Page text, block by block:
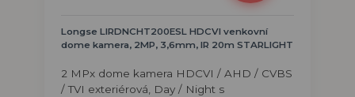
Longse LIRDNCHT200ESL HDCVI venkovní
dome kamera, 2MP, 3,6mm, IR 20m STARLIGHT
2 MPx dome kamera HDCVI / AHD / CVBS
/ TVI exteriérová, Day / Night s